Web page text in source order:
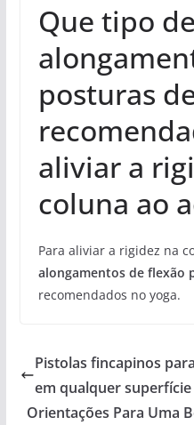
Que tipo de
posturas
aliviar a
coluna ao
Para aliviar a rigidez na
alongamentos de flexão
recomendados no yoga.
Pistolas fincapinos
em qualquer superfície
Orientações Para Uma